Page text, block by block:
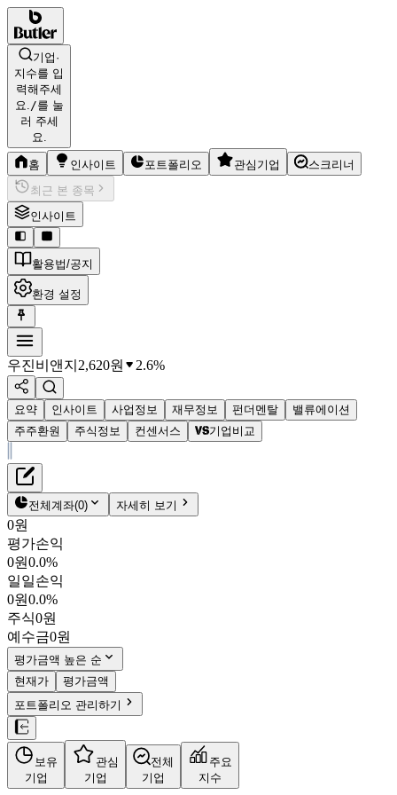
기업·
지수를 입
력해주세
요./를 눌
러 주세
요.
홈 인사이트 포트폴리오 관심기업
스크리너
최근 본 종목
인사이트
활용법/공지
환경 설정
우진비앤지 2,620원 2.6%
요약 인사이트 사업정보 재무정보 펀더멘탈
밸류에이션
주주환원
주식정보 컨센서스 기업비교
우진비앤지
2,620원
018620
KOSDAQ
시가총액
PBR0.59
PER-
fPER -
배당수익률-
자사주비율-
결산월12월
4분기누적
10년
주재무제표
재무정보
펀더멘탈
밸류에이션
주주환원
컨센서스
주식정보
전체계좌(0) 자세히 보기
0원
평가손익
0원0.0%
일일손익
0원0.0%
주식0원
예수금0원
평가금액 높은 순
현재가
평가금액
포트폴리오 관리하기
보유
기업
관심
기업
전체
기업
주요
지수